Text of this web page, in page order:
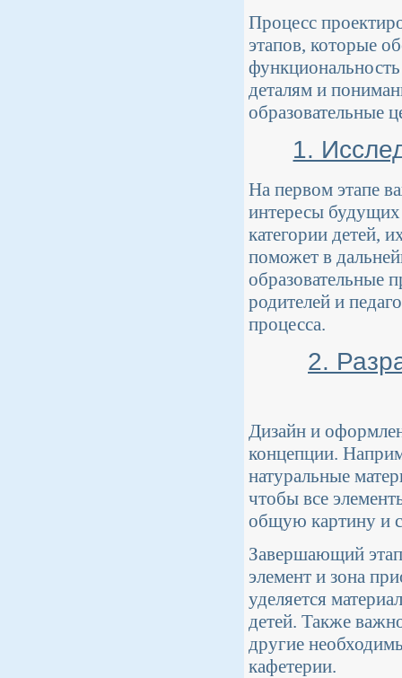
Процесс
этапов, которые
деталям и
образовательные
1.
На первом этапе
интересы будущих
категории детей,
поможет в
образовательные
родителей и
процесса.
2.
Дизайн и
концепции.
натуральные
чтобы все
общую картину и
Завершающий этап
элемент и зона
уделяется
детей. Также
другие
кафетерии.